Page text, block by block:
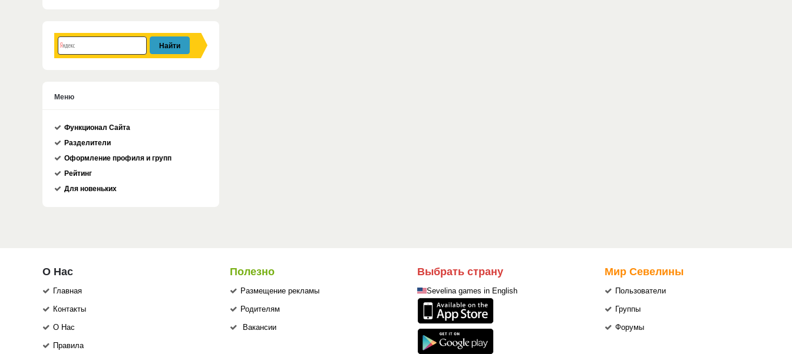
Меню
Функционал Сайта
Разделители
Оформление профиля и групп
Рейтинг
Для новеньких
О Нас
Главная
Контакты
О Нас
Правила
Полезно
Размещение рекламы
Родителям
Вакансии
Выбрать страну
Sevelina games in English
Мир Севелины
Пользователи
Группы
Форумы